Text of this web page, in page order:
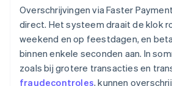
Overschrijvingen via Faster
direct. Het systeem draait de klok
weekend en op feestdagen, en
binnen enkele seconden aan. In
zoals bij grotere transacties en
fraudecontroles, kunnen